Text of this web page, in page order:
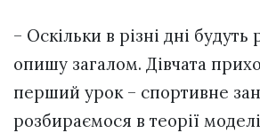
– Оскільки в різні дні будуть
опишу загалом. Дівчата
перший урок – спортивне
розбираємося в теорії